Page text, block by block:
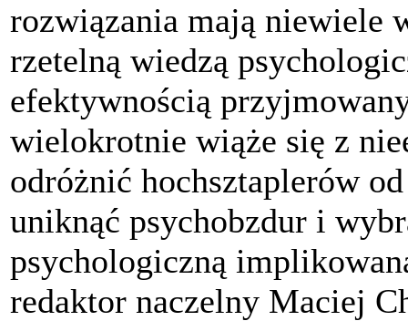
rozwiązania mają niewiele
rzetelną wiedzą
efektywnością
wielokrotnie wiąże się z
odróżnić hochsztaplerów
uniknąć psychobzdur i
psychologiczną
redaktor naczelny Maciej